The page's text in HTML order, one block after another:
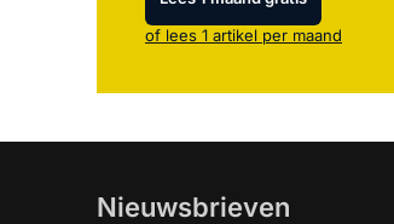
of lees 1 artikel per maand
Nieuwsbrieven